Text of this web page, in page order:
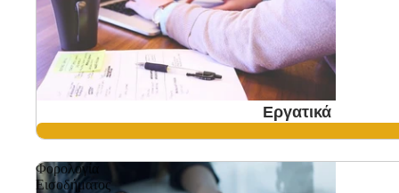
Εργατικά
Φορολογία
Εισοδήματος